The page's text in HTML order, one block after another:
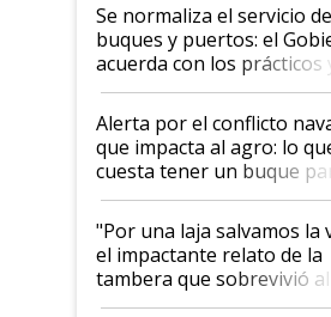
Se normaliza el servicio de
buques y puertos: el
acuerda con los prácticos y
suspende el decreto de
desregulación
Alerta por el conflicto
que impacta al agro: lo
cuesta tener un buque
y el peligro de que
pase a ser "país sucio"
"Por una laja salvamos la
el impactante relato de la
tambera que sobrevivió al
tornado